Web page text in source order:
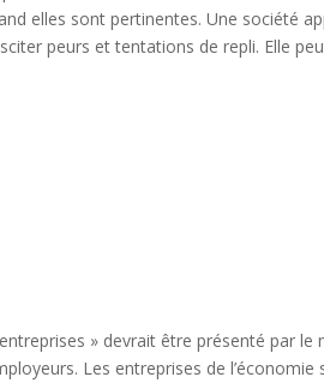
elles sont pertinentes. Une société
peurs et tentations de repli. Elle
» devrait être présenté par
Les entreprises de